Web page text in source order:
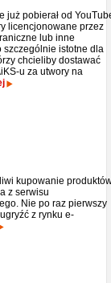
już pobierał od
licencjonowane przez
lub inne
szczególnie istotne dla
chcieliby dostawać
u za utwory na
kupowanie
z serwisu
Nie po raz pierwszy
z rynku e-